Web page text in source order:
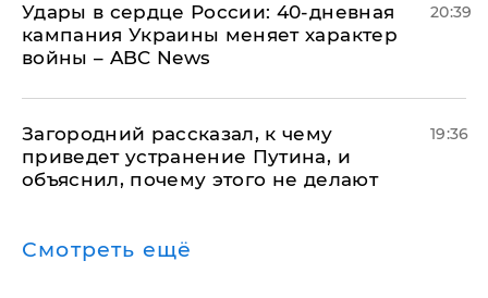
Удары в сердце России: 40-дневная
кампания Украины меняет характер
войны – ABC News
20:39
Загородний рассказал, к чему
приведет устранение Путина, и
объяснил, почему этого не делают
19:36
Смотреть ещё